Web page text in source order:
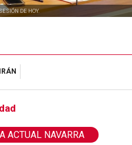
DE HOY.
IRÁN
ACTUAL NAVARRA